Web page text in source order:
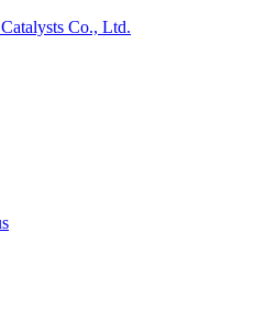
Co., Ltd.